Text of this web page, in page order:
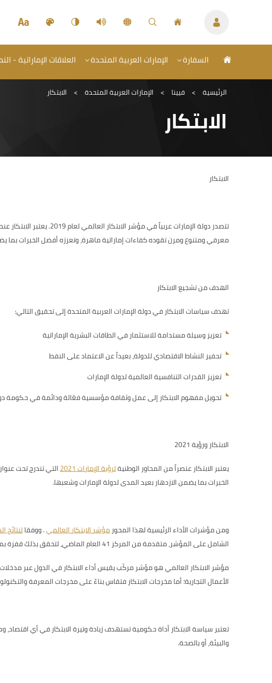
السفارة الإمارات العربية المتحدة العلاقات الإماراتية -
الرئيسية > فيينا > الإمارات العربية المتحدة > الابتكار
الابتكار
الابتكار
معرفي ومتنوع ومرن تقوده كفاءات إماراتية ماهرة، وتعززه أفضل الخبرات بما
الهدف من تشجيع الابتكار
تهدف سياسات الابتكار في دولة الإمارات العربية المتحدة إلى تحقيق التالي:
تعزيز وسيلة مستدامة للاستثمار في الطاقات البشرية الإماراتية
تحفيز النشاط الاقتصادي للدولة، بعيداً عن الاعتماد على النفط
تعزيز القدرات التنافسية العالمية لدولة الإمارات
تحويل مفهوم الابتكار إلى عمل وثقافة مؤسسية فعّالة ودائمة في حكومة
الابتكار ورؤية 2021
يعتبر الابتكار عنصراً منالمحاور الوطنيةلرؤية الإمارات 2021
التي تندرج تحت
الخبرات بما يضمن الازدهار بعيد المدى لدولة الإمارات وشعبها.
ومن مؤشرات الأداء الرئيسية لهذا المحورمؤشر الابتكار العالمي.ووفقالنتائج
الشامل على المؤشر، متقدمة من المركز 41 العام الماضي، لتحقق بذلك قفزة بمقدار ستة مراكز، وتعزز موقعها ضمن بلدان الفئة العليا الأكثر ابتكاراً في الترتيب العام للمؤشر
مؤشر الابتكار العالمي هو مؤشر مركّب يقيس أداء الابتكار في الدول عبر مدخلات
الأعمال التجارية؛ أما مخرجات الابتكار فتقاس بناءً على مخرجات المعرفة
تعتبر سياسة الابتكار أداة حكومية تستهدف زيادة وتيرة الابتكار في أي
والبيئة، أو بالصحة.